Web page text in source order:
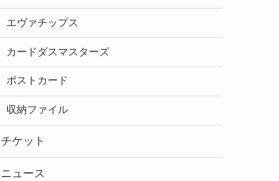
エヴァチップス
カードダスマスターズ
ポストカード
収納ファイル
チケット
ニュース